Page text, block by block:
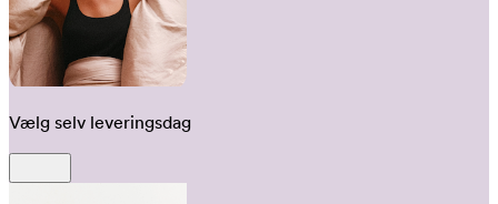
Vælg selv leveringsdag